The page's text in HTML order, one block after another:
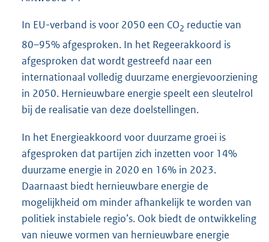
In EU-verband is voor 2050 een CO2 reductie van
80–95% afgesproken. In het Regeerakkoord is
afgesproken dat wordt gestreefd naar een
internationaal volledig duurzame energievoorziening
in 2050. Hernieuwbare energie speelt een sleutelrol
bij de realisatie van deze doelstellingen.
In het Energieakkoord voor duurzame groei is
afgesproken dat partijen zich inzetten voor 14%
duurzame energie in 2020 en 16% in 2023.
Daarnaast biedt hernieuwbare energie de
mogelijkheid om minder afhankelijk te worden van
politiek instabiele regio’s. Ook biedt de ontwikkeling
van nieuwe vormen van hernieuwbare energie